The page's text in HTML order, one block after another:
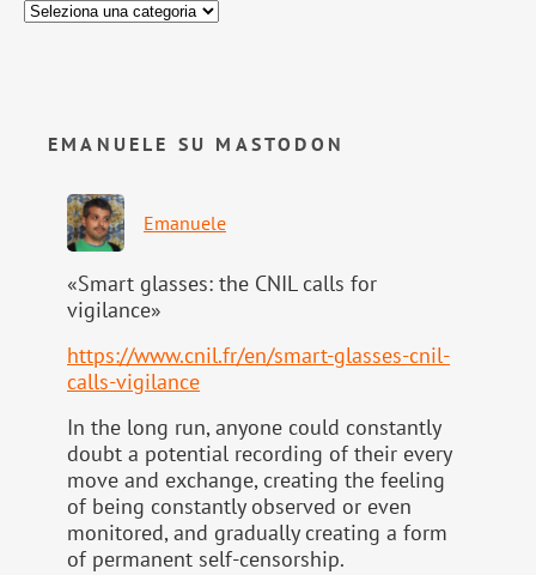
EMANUELE SU MASTODON
Emanuele
«Smart glasses: the CNIL calls for
vigilance»
https://www.cnil.fr/en/smart-glasses-cnil-
calls-vigilance
In the long run, anyone could constantly
doubt a potential recording of their every
move and exchange, creating the feeling
of being constantly observed or even
monitored, and gradually creating a form
of permanent self-censorship.